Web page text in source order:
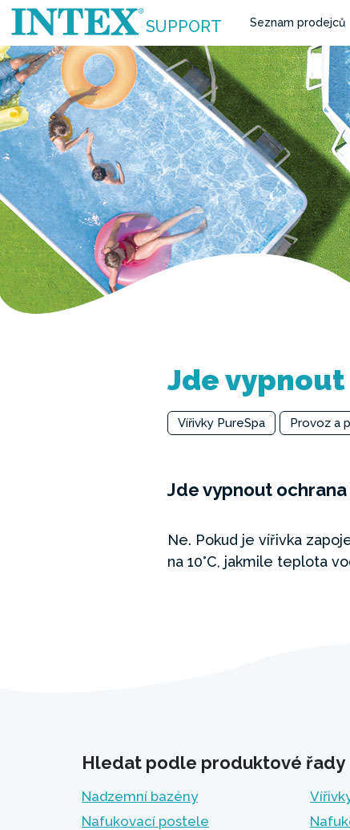
SUPPORT Seznam prodejců
Jde
Vířivky PureSpa Provoz a
Jde vypnout
Ne. Pokud je vířivka
na 10°C, jakmile teplota
Hledat podle produktové řady
Nadzemní bazény
Nafukovací postele